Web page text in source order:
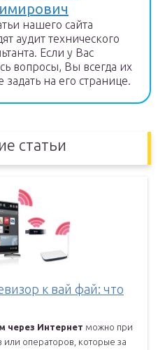
нашего сайта
аудит технического
Если у Вас
вопросы, Вы всегда их
задать на его странице.
статьи
к вай фай: что
через Интернет можно при
или операторов, которые за